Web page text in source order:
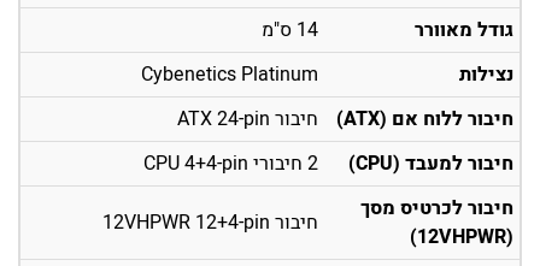
גודל מאוורר
14 ס"מ
נצילות
Cybenetics Platinum
חיבור ללוח אם (ATX)
חיבור ATX 24-pin
חיבור למעבד (CPU)
2 חיבורי CPU 4+4-pin
חיבור לכרטיס מסך
(12VHPWR)
חיבור 12VHPWR 12+4-pin